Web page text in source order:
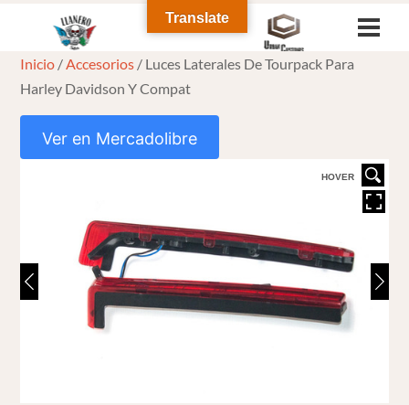
content
Inicio /Accesorios / Luces Laterales De Tourpack Para
Harley Davidson Y Compat
Ver en Mercadolibre
HOVER
Translate